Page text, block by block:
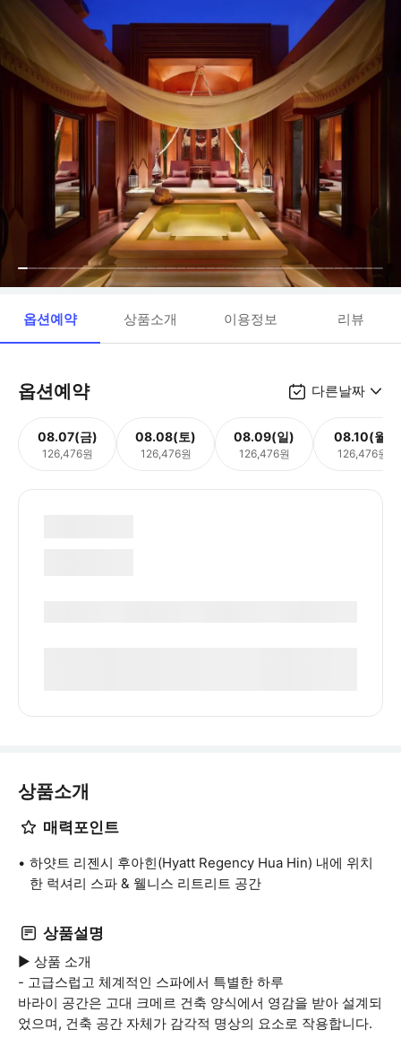
옵션예약 상품소개 이용정보 리뷰
옵션예약 다른날짜
08.07(금)
126,476원
08.08(토)
126,476원
08.09(일)
126,476원
08.10(월)
126,476원
상품소개
매력포인트
하얏트 리젠시 후아힌(Hyatt Regency Hua Hin) 내에 위치
한 럭셔리 스파 & 웰니스 리트리트 공간
상품설명
▶ 상품 소개
- 고급스럽고 체계적인 스파에서 특별한 하루
바라이 공간은 고대 크메르 건축 양식에서 영감을 받아 설계되
었으며, 건축 공간 자체가 감각적 명상의 요소로 작용합니다.